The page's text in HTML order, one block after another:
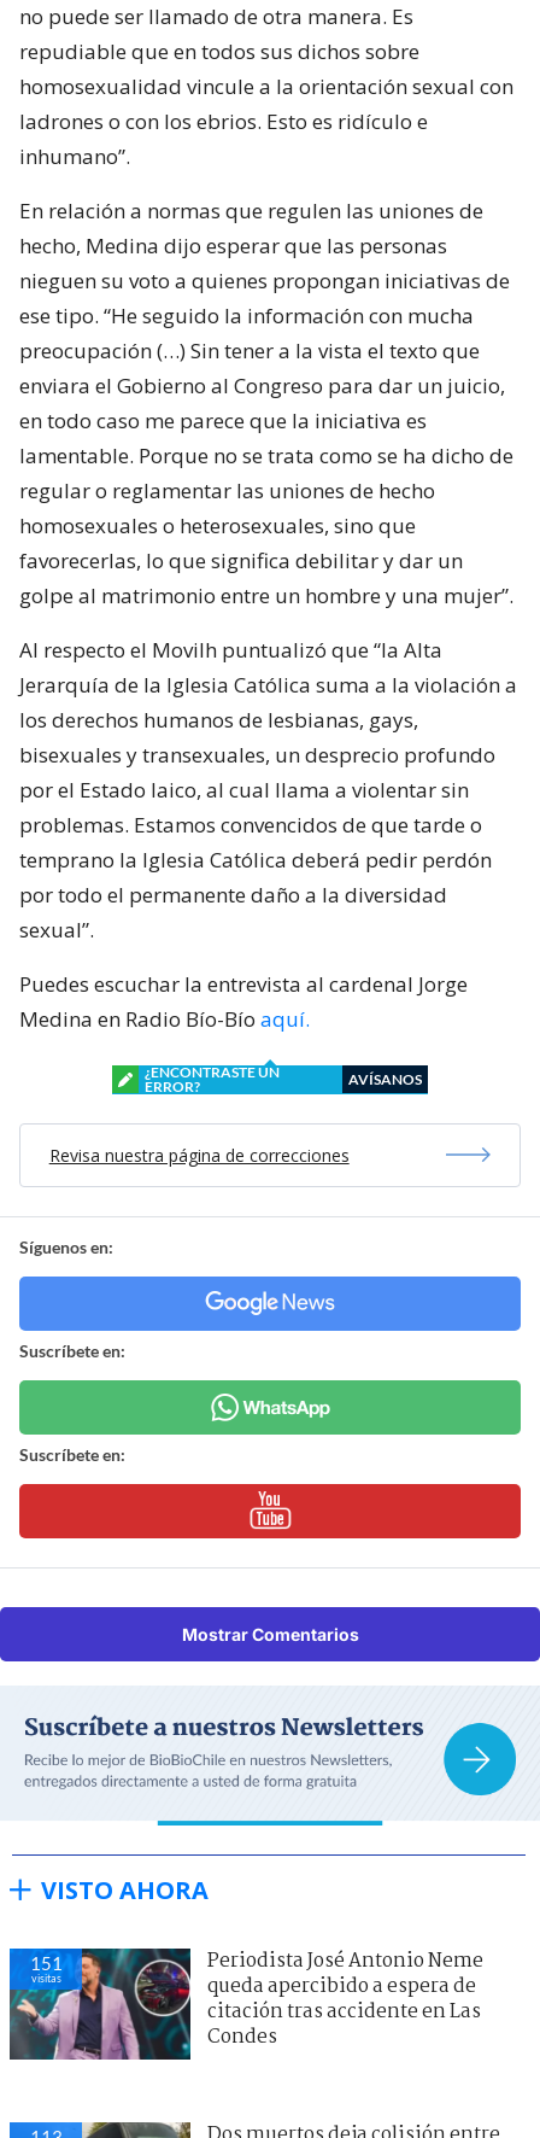
no puede ser llamado de otra manera. Es
repudiable que en todos sus dichos sobre
homosexualidad vincule a la orientación sexual con
ladrones o con los ebrios. Esto es ridículo e
inhumano”.
En relación a normas que regulen las uniones de
hecho, Medina dijo esperar que las personas
nieguen su voto a quienes propongan iniciativas de
ese tipo. “He seguido la información con mucha
preocupación (…) Sin tener a la vista el texto que
enviara el Gobierno al Congreso para dar un juicio,
en todo caso me parece que la iniciativa es
lamentable. Porque no se trata como se ha dicho de
regular o reglamentar las uniones de hecho
homosexuales o heterosexuales, sino que
favorecerlas, lo que significa debilitar y dar un
golpe al matrimonio entre un hombre y una mujer”.
Al respecto el Movilh puntualizó que “la Alta
Jerarquía de la Iglesia Católica suma a la violación a
los derechos humanos de lesbianas, gays,
bisexuales y transexuales, un desprecio profundo
por el Estado laico, al cual llama a violentar sin
problemas. Estamos convencidos de que tarde o
temprano la Iglesia Católica deberá pedir perdón
por todo el permanente daño a la diversidad
sexual”.
Puedes escuchar la entrevista al cardenal Jorge
Medina en Radio Bío-Bío aquí.
¿ENCONTRASTE UN
ERROR?
AVÍSANOS
Revisa nuestra página de correcciones
Síguenos en:
Suscríbete en:
Suscríbete en:
Mostrar Comentarios
VISTO AHORA
151
visitas
Periodista José Antonio Neme
queda apercibido a espera de
citación tras accidente en Las
Condes